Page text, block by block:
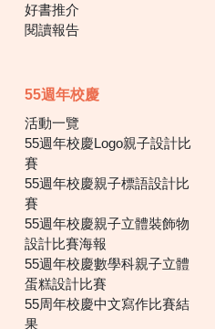
好書推介
閱讀報告
55週年校慶
活動一覽
55週年校慶Logo親子設計比
賽
55週年校慶親子標語設計比
賽
55週年校慶親子立體裝飾物
設計比賽海報
55週年校慶數學科親子立體
蛋糕設計比賽
55周年校慶中文寫作比賽結
果